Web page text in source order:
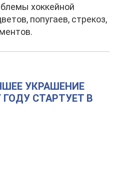
хоккейной
попугаев, стрекоз,
УКРАШЕНИЕ
СТАРТУЕТ В